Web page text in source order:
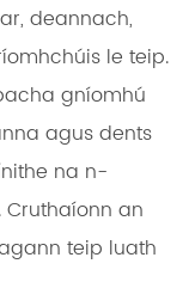
deannach,
le teip.
gníomhú
agus dents
na n-
an
teip luath